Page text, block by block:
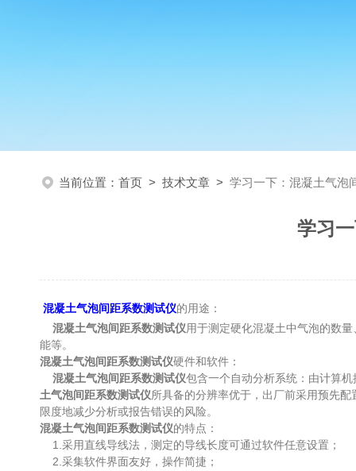
当前位置： 首页 > 技术文章 > 学习一下：混凝土气泡
学习
混凝土气泡间距系数测试仪的用途：
混凝土气泡间距系数测试仪用于测定硬化混凝土中气泡的数
能等。
混凝土气泡间距系数测试仪硬件和软件：
混凝土气泡间距系数测试仪包含一个自动分析系统：由计算
土气泡间距系数测试仪所具备的分辨率优于，出厂前采用预先
限度地减少分析或报告错误的风险。
混凝土气泡间距系数测试仪的特点：
1.采用直线导线法，测定的导线长度可通过软件任意设置；
2.采集软件界面友好，操作简捷；